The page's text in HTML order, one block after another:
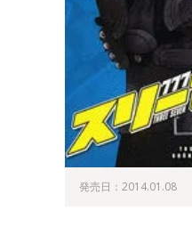
発売日：2014.01.08